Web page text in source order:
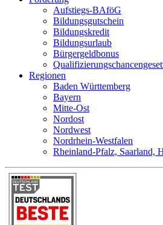
Aufstiegs-BAföG
Bildungsgutschein
Bildungskredit
Bildungsurlaub
Bürgergeldbonus
Regionen
Baden Württemberg
Bayern
Mitte-Ost
Nordost
Nordwest
Nordrhein-Westfalen
Rheinland-Pfalz, Saarland,